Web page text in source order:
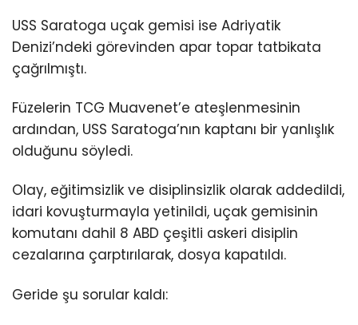
USS Saratoga uçak gemisi ise Adriyatik
Denizi’ndeki görevinden apar topar tatbikata
çağrılmıştı.
Füzelerin TCG Muavenet’e ateşlenmesinin
ardından, USS Saratoga’nın kaptanı bir yanlışlık
olduğunu söyledi.
Olay, eğitimsizlik ve disiplinsizlik olarak addedildi,
idari kovuşturmayla yetinildi, uçak gemisinin
komutanı dahil 8 ABD çeşitli askeri disiplin
cezalarına çarptırılarak, dosya kapatıldı.
Geride şu sorular kaldı: